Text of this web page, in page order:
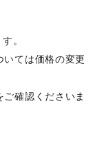
。
いては価格の変更
確認くださいま